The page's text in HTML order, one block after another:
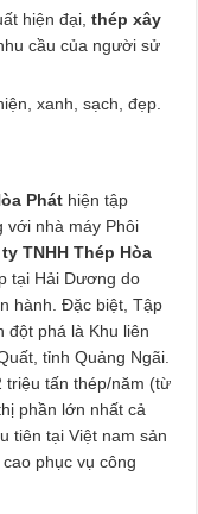
hiện đại,thép xây
cầu của người sử
xanh, sạch, đẹp.
Phát hiện tập
với nhà máy Phôi
TNHH Thép Hòa
tại Hải Dương do
hành. Đặc biệt, Tập
đột phá là Khu liên
tỉnh Quảng Ngãi.
triệu tấn thép/năm (từ
phần lớn nhất cả
tiên tại Việt nam sản
phục vụ công